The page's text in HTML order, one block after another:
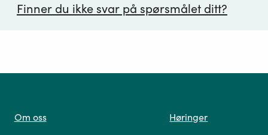
Finner du ikke svar på spørsmålet ditt?
Om oss Høringer